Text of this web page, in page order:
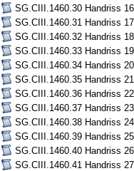
SG.CIII.1460.30 Handriss
SG.CIII.1460.31 Handriss
SG.CIII.1460.32 Handriss
SG.CIII.1460.33 Handriss
SG.CIII.1460.34 Handriss
SG.CIII.1460.35 Handriss
SG.CIII.1460.36 Handriss
SG.CIII.1460.37 Handriss
SG.CIII.1460.38 Handriss
SG.CIII.1460.39 Handriss
SG.CIII.1460.40 Handriss
SG.CIII.1460.41 Handriss